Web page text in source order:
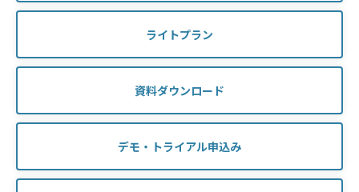
ライトプラン
資料ダウンロード
デモ・トライアル申込み